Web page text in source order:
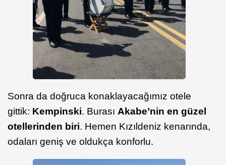
Sonra da doğruca konaklayacağımız otele
gittik: Kempinski. Burası Akabe’nin en güzel
otellerinden biri. Hemen Kızıldeniz kenarında,
odaları geniş ve oldukça konforlu.